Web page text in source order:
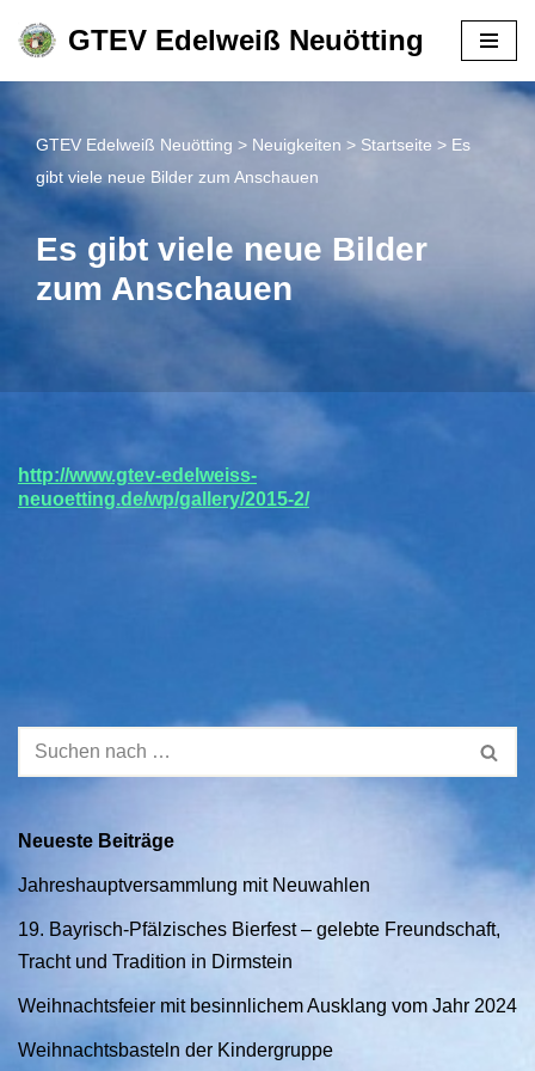
GTEV Edelweiß Neuötting
GTEV Edelweiß Neuötting > Neuigkeiten > Startseite > Es
gibt viele neue Bilder zum Anschauen
Es gibt viele neue Bilder
zum Anschauen
http://www.gtev-edelweiss-
neuoetting.de/wp/gallery/2015-2/
Neueste Beiträge
Jahreshauptversammlung mit Neuwahlen
19. Bayrisch-Pfälzisches Bierfest – gelebte Freundschaft,
Tracht und Tradition in Dirmstein
Weihnachtsfeier mit besinnlichem Ausklang vom Jahr 2024
Weihnachtsbasteln der Kindergruppe